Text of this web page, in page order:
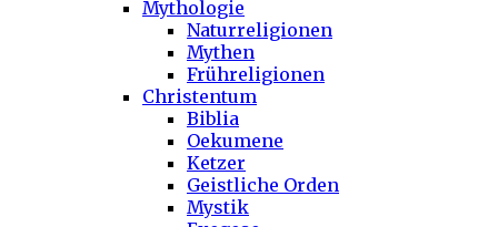
Mythologie
Naturreligionen
Mythen
Frühreligionen
Christentum
Biblia
Oekumene
Ketzer
Geistliche Orden
Mystik